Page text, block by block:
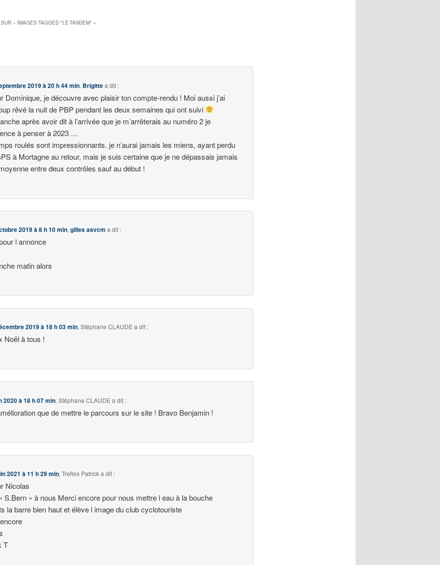
« IMAGES TAGGED "LE-TANDEM" »
2019 à 20 h 44 min, Brigittea dit :
Dominique, je découvre avec plaisir ton compte-rendu ! Moi aussi j’ai
rêvé la nuit de PBP pendant les deux semaines qui ont suivi
après avoir dit à l’arrivée que je m’arrêterais au numéro 2 je
à penser à 2023 …
roulés sont impressionnants. je n’aurai jamais les miens, ayant perdu
à Mortagne au retour, mais je suis certaine que je ne dépassais jamais
entre deux contrôles sauf au début !
2019 à 8 h 10 min,gilles asvcm a dit :
l annonce
matin alors
2019 à 18 h 03 min,Stéphane CLAUDE a dit :
Noël à tous !
2020 à 18 h 07 min,Stéphane CLAUDE a dit :
que de mettre le parcours sur le site ! Bravo Benjamin !
2021 à 11 h 29 min,Trefles Patricka dit :
Nicolas
S.Bern » à nous Merci encore pour nous mettre l eau à la bouche
la barre bien haut et élève l image du club cyclotouriste
T